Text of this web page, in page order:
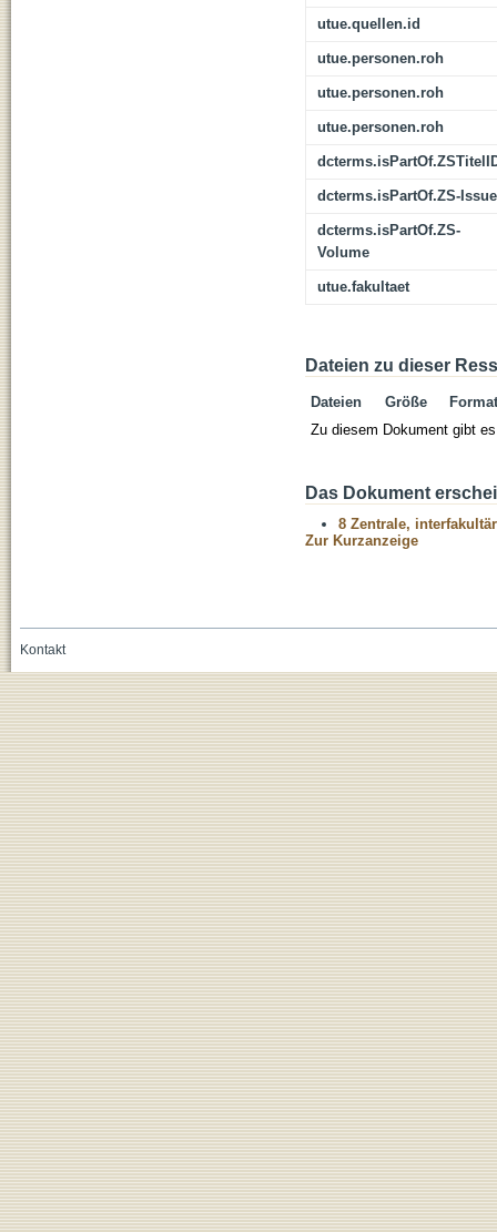
utue.quellen.id
utue.personen.roh
utue.personen.roh
utue.personen.roh
dcterms.isPartOf.ZS-Issue
dcterms.isPartOf.ZS-
Volume
utue.fakultaet
Dateien zu dieser
Dateien Größe
Format
Zu diesem Dokument gibt
Das Dokument
8 Zentrale,
Zur Kurzanzeige
Kontakt